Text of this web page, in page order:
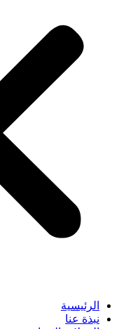
الرئيسية
نبذة عنا